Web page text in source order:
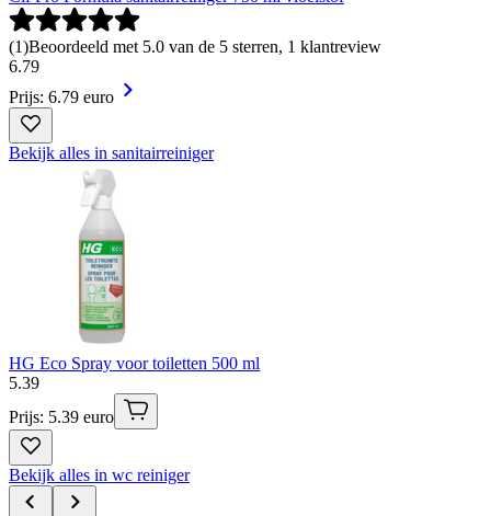
(1)Beoordeeld met 5.0 van de 5 sterren, 1 klantreview
6.79
Prijs: 6.79 euro
Bekijk alles in sanitairreiniger
HG Eco Spray voor toiletten 500 ml
5.39
Prijs: 5.39 euro
Bekijk alles in wc reiniger